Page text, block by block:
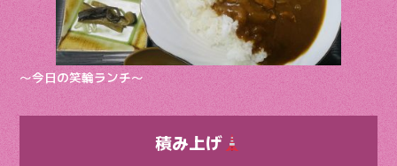
〜今日の笑輪ランチ〜
積み上げ